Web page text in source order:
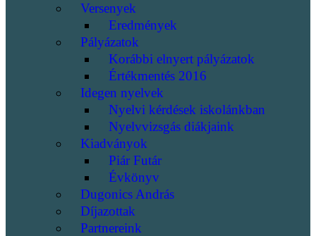
Versenyek
Eredmények
Pályázatok
Korábbi elnyert pályázatok
Értékmentés 2016
Idegen nyelvek
Nyelvi kérdések iskolánkban
Nyelvvizsgás diákjaink
Kiadványok
Piár Futár
Évkönyv
Dugonics András
Díjazottak
Partnereink